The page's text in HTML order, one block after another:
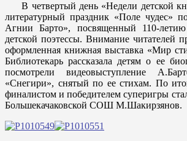
В четвертый день «Недели детской
литературный праздник «Поле чудес»
Агнии Барто», посвященный 110-
детской поэтессы. Внимание читателей
оформленная книжная выставка «Мир
Библиотекарь рассказала детям о ее
посмотрели видеовыступление
«Снегири», снятый по ее стихам. По
финалистом и победителем суперигры
Большекачаковской СОШ М.Шакирзянов.